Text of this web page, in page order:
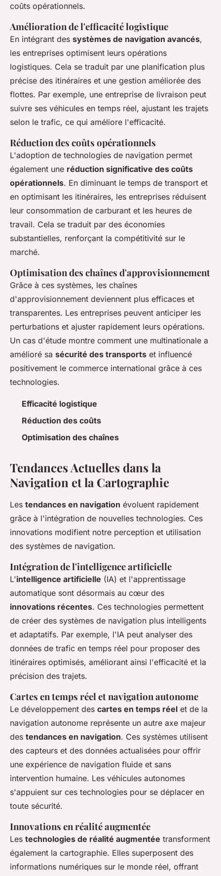
coûts opérationnels.
Amélioration de l'efficacité logistique
En intégrant des systèmes de navigation avancés,
les entreprises optimisent leurs opérations
logistiques. Cela se traduit par une planification plus
précise des itinéraires et une gestion améliorée des
flottes. Par exemple, une entreprise de livraison peut
suivre ses véhicules en temps réel, ajustant les trajets
selon le trafic, ce qui améliore l'efficacité.
Réduction des coûts opérationnels
L'adoption de technologies de navigation permet
également une réduction significative des coûts
opérationnels. En diminuant le temps de transport et
en optimisant les itinéraires, les entreprises réduisent
leur consommation de carburant et les heures de
travail. Cela se traduit par des économies
substantielles, renforçant la compétitivité sur le
marché.
Optimisation des chaînes d'approvisionnement
Grâce à ces systèmes, les chaînes
d'approvisionnement deviennent plus efficaces et
transparentes. Les entreprises peuvent anticiper les
perturbations et ajuster rapidement leurs opérations.
Un cas d'étude montre comment une multinationale a
amélioré sa sécurité des transports et influencé
positivement le commerce international grâce à ces
technologies.
Efficacité logistique
Réduction des coûts
Optimisation des chaînes
Tendances Actuelles dans la
Navigation et la Cartographie
Les tendances en navigation évoluent rapidement
grâce à l'intégration de nouvelles technologies. Ces
innovations modifient notre perception et utilisation
des systèmes de navigation.
Intégration de l'intelligence artificielle
L'intelligence artificielle (IA) et l'apprentissage
automatique sont désormais au cœur des
innovations récentes. Ces technologies permettent
de créer des systèmes de navigation plus intelligents
et adaptatifs. Par exemple, l'IA peut analyser des
données de trafic en temps réel pour proposer des
itinéraires optimisés, améliorant ainsi l'efficacité et la
précision des trajets.
Cartes en temps réel et navigation autonome
Le développement des cartes en temps réel et de la
navigation autonome représente un autre axe majeur
des tendances en navigation. Ces systèmes utilisent
des capteurs et des données actualisées pour offrir
une expérience de navigation fluide et sans
intervention humaine. Les véhicules autonomes
s'appuient sur ces technologies pour se déplacer en
toute sécurité.
Innovations en réalité augmentée
Les technologies de réalité augmentée transforment
également la cartographie. Elles superposent des
informations numériques sur le monde réel, offrant